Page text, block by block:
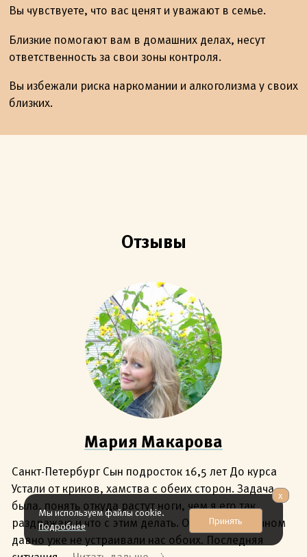
Мы используем файлы cookie.
Подробнее
Принять
x
Вы чувствуете, что вас ценят и уважают в семье.
Близкие помогают вам в домашних делах, несут
ответственность за свои зоны контроля.
Вы избежали риска наркомании и алкоголизма у своих
близких.
Отзывы
Мария Макарова
Санкт-Петербург Сын подросток 16,5 лет До курса
Устали от криков, хамства с обеих сторон. Задача
была, понять откуда растут ноги, чем я его так
раздражаю и что с этим делать. Отношения с сыном
давно уже не устраивали нас обоих. Последняя